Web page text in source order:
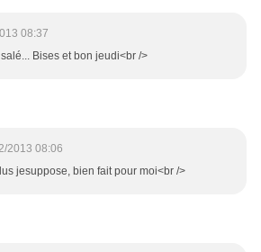
08:37
Bises et bon jeudi<br />
2013 08:06
jesuppose, bien fait pour moi<br />